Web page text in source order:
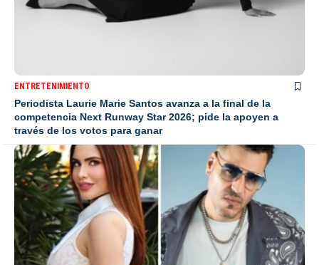
ENTRETENIMIENTO
Periodista Laurie Marie Santos avanza a la final de la
competencia Next Runway Star 2026; pide la apoyen a
través de los votos para ganar